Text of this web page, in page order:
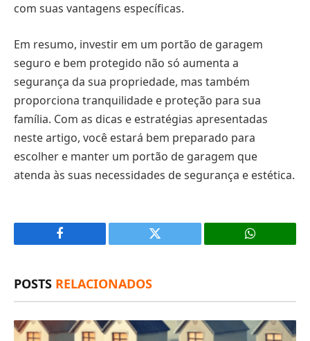
com suas vantagens específicas.
Em resumo, investir em um portão de garagem
seguro e bem protegido não só aumenta a
segurança da sua propriedade, mas também
proporciona tranquilidade e proteção para sua
família. Com as dicas e estratégias apresentadas
neste artigo, você estará bem preparado para
escolher e manter um portão de garagem que
atenda às suas necessidades de segurança e estética.
Facebook
X
POSTS RELACIONADOS